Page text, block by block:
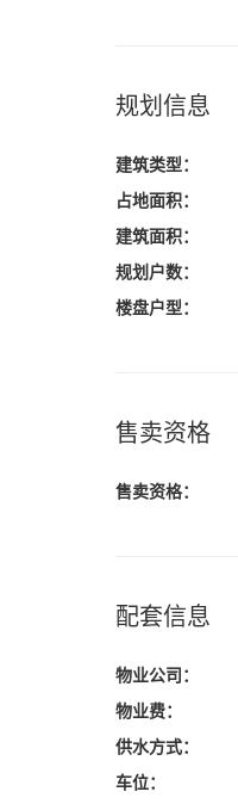
规划信息
建筑类型：
占地面积：
建筑面积：
规划户数：
楼盘户型：
售卖资格
售卖资格：
配套信息
物业公司：
物业费：
供水方式：
车位：